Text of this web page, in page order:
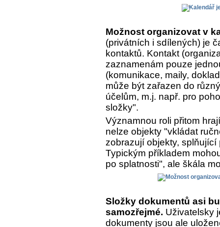
Možnost organizovat v
(privátních i sdílených) je
kontaktů. Kontakt
zaznamenám pouze
(komunikace, maily,
může být zařazen do
účelům, m.j. např. pro
složky".
Významnou roli přitom
nelze objekty "vkládat
zobrazují objekty,
Typickým příkladem
po splatnosti", ale škála
Složky dokumentů asi
samozřejmé. Uživatelsky
dokumenty jsou ale